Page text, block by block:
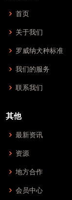
首页
关于我们
罗威纳犬种标准
我们的服务
联系我们
其他
最新资讯
资源
地方合作
会员中心